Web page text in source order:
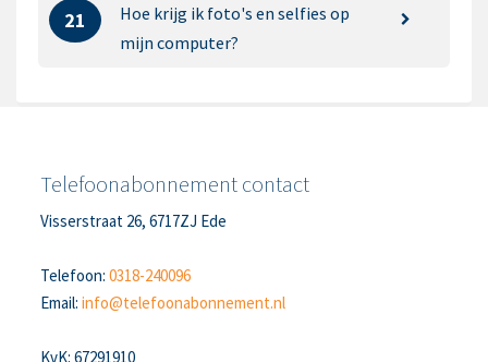
21
Hoe krijg ik foto's en selfies op
mijn computer?
Telefoonabonnement contact
Visserstraat 26, 6717ZJ Ede
Telefoon:0318-240096
Email:info@telefoonabonnement.nl
KvK: 67291910